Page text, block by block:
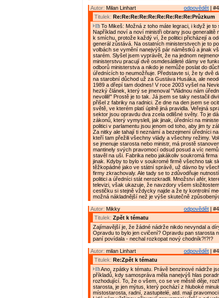
odpovědět |
Autor: Milan Linhart
Titulek: Re:Re:Re:Re:Re:Re:Re:Re:Re:Průzkum
To Mikeš: Možná z toho máte legraci, i když je to
Například noví a noví ministři obrany jsou generalitě
k smíchu, protože každý ví, že politici přicházejí a
generál zůstává. Na ostatních ministerstvech je to
volbách se vymění nanejvýš pár náměstků a jinak
starém. Slyšel jsem vyprávět, že na jednom
ministerstvu pracují dvě osmdesátileté dámy ve
odborů ministerstva a nikdo je nemůže poslat do
úřednících to neumožňuje. Představte si, že ty dvě
na starobní důchod už za Gustáva Husáka, ale
1989 a dřepí tam dodnes! V roce 2003 vyšel na
hezký článek, který se jmenoval "Vládnou nám
nevolili!" Prostě je to tak. Já jsem se taky nestačil
přišel z fabriky na radnici. Ze dne na den jsem se
světě, ve kterém platí úplně jiná pravidla. Veřejná
sektor jsou opravdu dva zcela odlišné světy. To je
zákonů, který vymysleli, jak jinak, úředníci na
politici v parlamentu jsou jenom od toho, aby jim ty
Za nitky ale tahají ti neznámí a bezejmení úředníci
kteří tam přežili všechny vlády a všechny režimy.
se jmenuje starosta nebo ministr, má prostě
mantinely svých pravomocí odsud posud a víc
stavěl na uši. Fabrika nebo jakákoliv soukromá
jinak. Kdyby to bylo v soukromé firmě všechno tak
těžkopádné jako ve státní správě, už dávno by
firmy zkrachovaly. Ale tady se to zdůvodňuje
politici a úředníci stát nerozkradli. Množství afér,
televizi, však ukazuje, že navzdory všem
cestičku si stejně vždycky najde a že ty kontrolní
možná nákladnější než je výše skutečně
odpovědět |
Autor: Mikky
Titulek: Zpět k tématu
Zajímavější je, že žádné nádrže nikdo nevyndal a
Opravdu to bylo jen cvičení? Opravdu pan starosta
paní povídala - nechal rozkopat nový chodník?!?!?
odpovědět |
Autor: milan Linhart
Titulek: Re:Zpět k tématu
Ano, zpátky k tématu. Právě benzinové nádrže
příkladů, kdy samospráva měla nanejvýš hlas
rozhodující. To, že o všem, co se ve městě děje,
starosta, je jen mýtus, který pochází z hluboké
místostarosta, radní, zastupitelé, atd. mají